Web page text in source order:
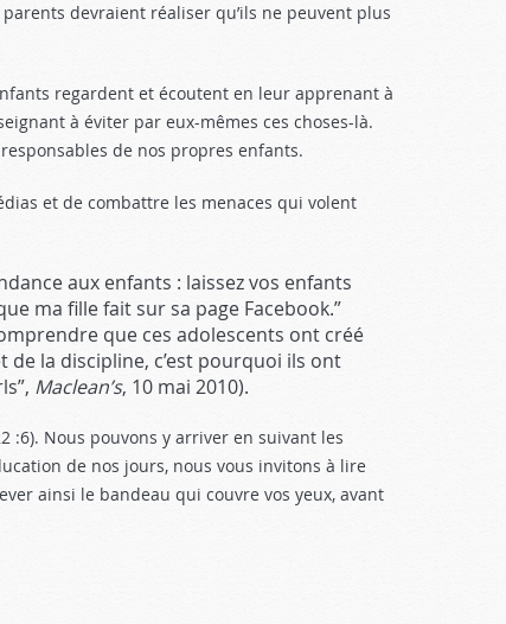
devraient réaliser qu’ils ne peuvent plus
regardent et écoutent en leur apprenant à
à éviter par eux-mêmes ces choses-là.
de nos propres enfants.
et de combattre les menaces qui volent
aux enfants : laissez vos enfants
ma fille fait sur sa page Facebook.”
que ces adolescents ont créé
la discipline, c’est pourquoi ils ont
Maclean’s, 10 mai 2010).
:6). Nous pouvons y arriver en suivant les
de nos jours, nous vous invitons à lire
ainsi le bandeau qui couvre vos yeux, avant